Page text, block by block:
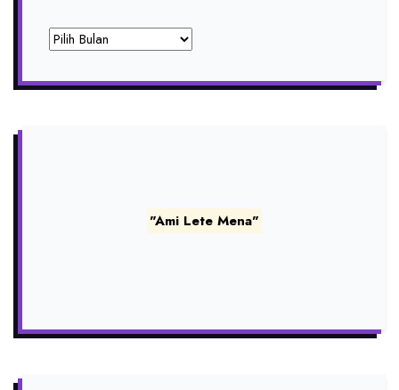
Archives
"Ami Lete Mena"